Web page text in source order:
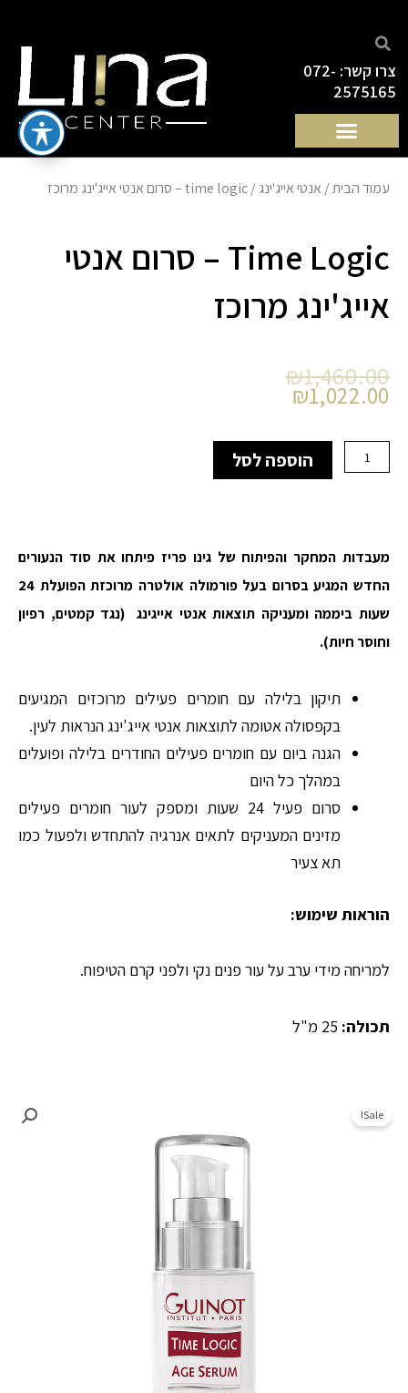
צרו קשר: 072-
2575165
עמוד הבית/ אנטי אייג'ינג/ time logic – סרום אנטי אייג'ינג מרוכז
Time Logic – סרום אנטי
אייג'ינג מרוכז
₪1,460.00
המחיר
המקורי
₪1,460.00.
₪1,022.00
המחיר
הנוכחי
₪1,022.00.
כמות
time
אנטי
הוספה לסל
מעבדות המחקר והפיתוח של גינו פריז פיתחו את סוד הנעורים
החדש המגיע בסרום בעל פורמולה אולטרה מרוכזת הפועלת 24
שעות ביממה ומעניקה תוצאות אנטי אייגינג (נגד קמטים, רפיון
וחוסר חיות).
תיקון בלילה עם חומרים פעילים מרוכזים המגיעים
בקפסולה אטומה לתוצאות אנטי אייג'ינג הנראות לעין.
הגנה ביום עם חומרים פעילים החודרים בלילה ופועלים
במהלך כל היום
סרום פעיל 24 שעות ומספק לעור חומרים פעילים
מזינים המעניקים לתאים אנרגיה להתחדש ולפעול כמו
תא צעיר
הוראות שימוש:
למריחה מידי ערב על עור פנים נקי ולפני קרם הטיפוח.
תכולה:
Sale!